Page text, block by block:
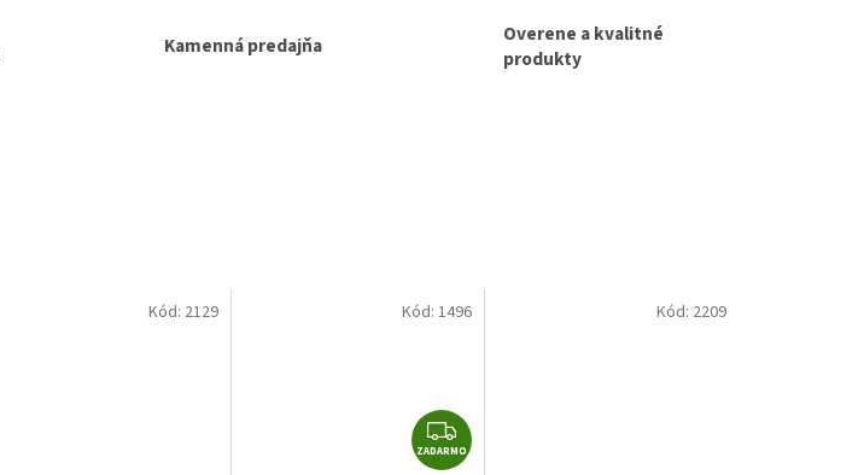
Kamenná predajňa
Overene a kvalitné
produkty
Kód: 2129
Z
A
ZADARMO
Kód:1496 Kód: 2209